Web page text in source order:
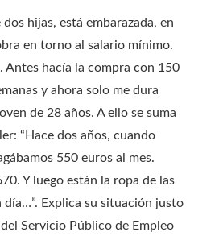
hijas, está embarazada, en
en torno al salario mínimo.
Antes hacía la compra con 150
y ahora solo me dura
de 28 años. A ello se suma
“Hace dos años, cuando
550 euros al mes.
Y luego están la ropa de las
día…”. Explica su situación justo
Servicio Público de Empleo